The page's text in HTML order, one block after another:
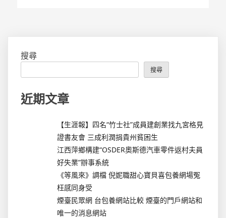
搜尋
搜尋
近期文章
【生涯報】四名“竹士社”成員建創業找九宮格見
證書友會 三成利潤捐貴州貧困生
江西萍鄉構建“OSDER奧斯德汽車零件返村夫員
好失業”辦事系統
《等風來》調檔 倪妮職甜心寶貝喜包養網場冤
枉感同身受
煙臺民眾網 台包養網站比較 煙臺的門戶網站和
唯一的消息網站